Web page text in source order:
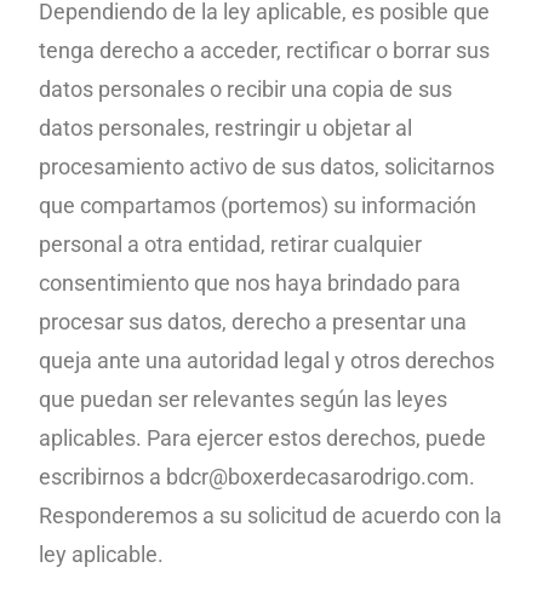
Dependiendo de la ley aplicable, es posible que
tenga derecho a acceder, rectificar o borrar sus
datos personales o recibir una copia de sus
datos personales, restringir u objetar al
procesamiento activo de sus datos, solicitarnos
que compartamos (portemos) su información
personal a otra entidad, retirar cualquier
consentimiento que nos haya brindado para
procesar sus datos, derecho a presentar una
queja ante una autoridad legal y otros derechos
que puedan ser relevantes según las leyes
aplicables. Para ejercer estos derechos, puede
escribirnos a bdcr@boxerdecasarodrigo.com.
Responderemos a su solicitud de acuerdo con la
ley aplicable.